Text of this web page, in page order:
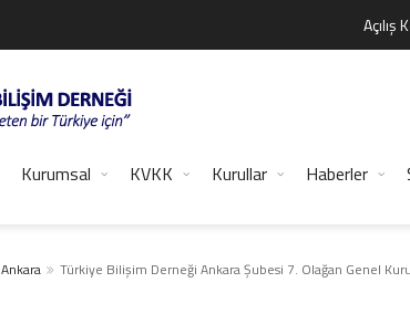
Açılış
Kurumsal KVKK Kurullar Haberler
Ankara Türkiye Bilişim Derneği Ankara Şubesi 7. Olağan Genel